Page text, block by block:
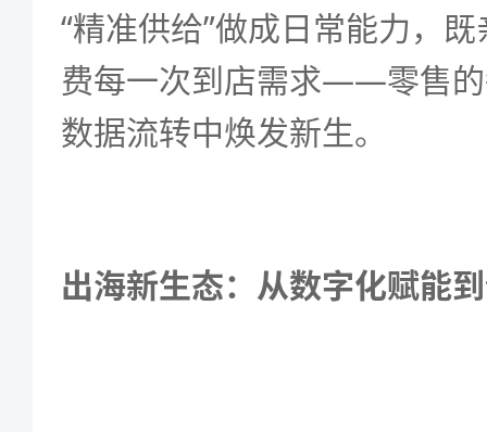
“精准供给”做成日常能力，
费每一次到店需求——零售
数据流转中焕发新生。
出海新生态：从数字化赋能